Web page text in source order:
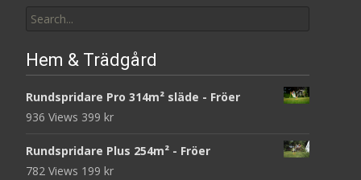
for:
Hem & Trädgård
Rundspridare Pro 314m² släde - Fröer
936 Views 399 kr
Rundspridare Plus 254m² - Fröer
782 Views 199 kr